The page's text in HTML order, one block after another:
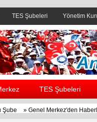
TES Şubeleri Yönetim
Header yanı reklam
TES Şubeleri
Şube » Genel Merkez'den